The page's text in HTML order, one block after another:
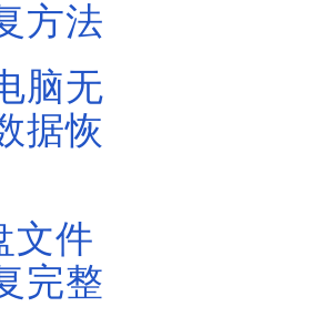
方法
脑无
据恢
文件
完整